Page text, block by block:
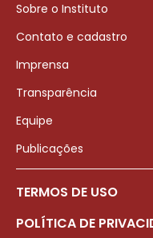
Sobre o Instituto
Contato e cadastro
Imprensa
Transparência
Equipe
Publicações
TERMOS DE USO
POLÍTICA DE